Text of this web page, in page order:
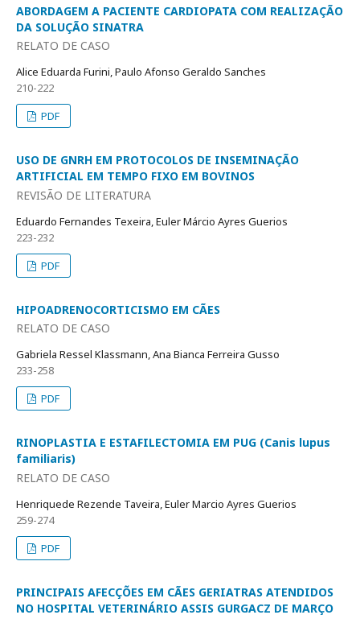
ABORDAGEM A PACIENTE CARDIOPATA COM REALIZAÇÃO
DA SOLUÇÃO SINATRA
RELATO DE CASO
Alice Eduarda Furini, Paulo Afonso Geraldo Sanches
210-222
PDF
USO DE GNRH EM PROTOCOLOS DE INSEMINAÇÃO
ARTIFICIAL EM TEMPO FIXO EM BOVINOS
REVISÃO DE LITERATURA
Eduardo Fernandes Texeira, Euler Márcio Ayres Guerios
223-232
PDF
HIPOADRENOCORTICISMO EM CÃES
RELATO DE CASO
Gabriela Ressel Klassmann, Ana Bianca Ferreira Gusso
233-258
PDF
RINOPLASTIA E ESTAFILECTOMIA EM PUG (Canis lupus
familiaris)
RELATO DE CASO
Henriquede Rezende Taveira, Euler Marcio Ayres Guerios
259-274
PDF
PRINCIPAIS AFECÇÕES EM CÃES GERIATRAS ATENDIDOS
NO HOSPITAL VETERINÁRIO ASSIS GURGACZ DE MARÇO